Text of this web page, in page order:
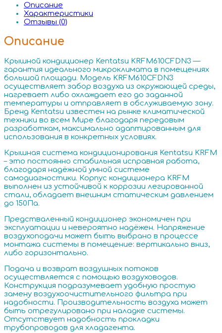
Описание
Характеристики
Отзывы (0)
Описание
Крышной кондиционер Kentatsu KRFM610CFDN3 —
гарантия идеального микроклимата в помещениях
большой площади. Модель KRFM610CFDN3
осуществляет забор воздуха из окружающей среды,
нагревает либо охлаждает его до заданной
температуры и отправляет в обслуживаемую зону.
Бренд Kentatsu известен на рынке климатической
техники во всем Мире благодаря передовым
разработкам, максимально адаптированным для
использования в конкретных условиях.
Крышная система кондиционирования Kentatsu KRFM
– это постоянно стабильная исправная работа,
благодаря надёжной умной системе
самодиагностики. Корпус кондиционера KRFM
выполнен из устойчивой к коррозии легированной
стали, обладает внешним статическим давлением
до 150Па.
Предстваленный кондиционер экономичен при
эксплуатации и невероятно надёжен. Напряжение
воздухоподачи может быть выбрано в процессе
монтажа системы в помещение: вертикально вниз,
либо горизонтально.
Подача и возврат воздушных потоков
осуществляется с помощью воздуховодов.
Конструкция подразумевает удобную простую
замену воздухоочистительного фильтра при
надобности. Производительность воздуха может
быть отрегулировано при наладке системы.
Отсутствует надобность прокладки
трубопроводов для хладагента.